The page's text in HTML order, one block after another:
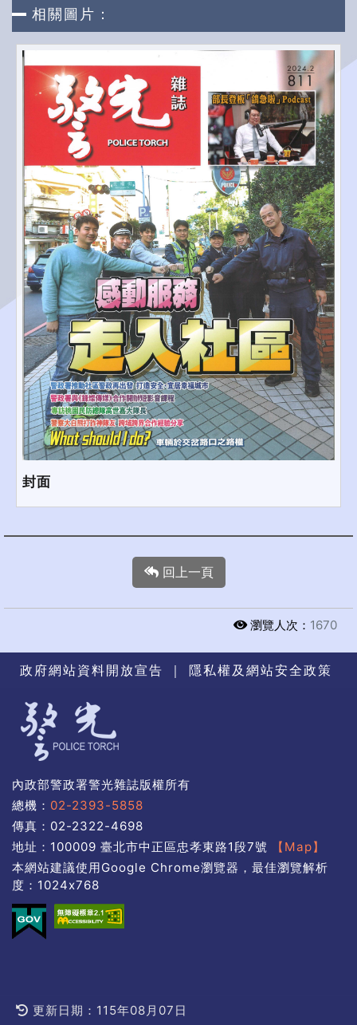
相關圖片：
封面
回上一頁
瀏覽人次： 1670
政府網站資料開放宣告 ｜ 隱私權及網站安全政策
內政部警政署警光雜誌版權所有
總機： 02-2393-5858
傳真：02-2322-4698
地址：100009 臺北市中正區忠孝東路1段7號
【Map】
本網站建議使用Google Chrome瀏覽器，最佳瀏覽解析
度：1024x768
更新日期：115年08月07日